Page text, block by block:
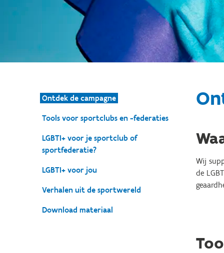
Ontdek de campagne
Tools voor sportclubs en -federaties
LGBTI+ voor je sportclub of
sportfederatie?
LGBTI+ voor jou
Verhalen uit de sportwereld
Download materiaal
Wij
de